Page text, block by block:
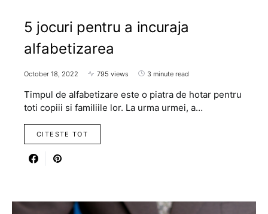
5 jocuri pentru a incuraja
alfabetizarea
October 18, 2022 795 views 3 minute read
Timpul de alfabetizare este o piatra de hotar pentru
toti copiii si familiile lor. La urma urmei, a…
CITESTE TOT